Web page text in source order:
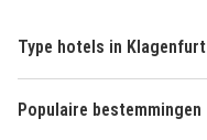
Type hotels in Klagenfurt
Populaire bestemmingen